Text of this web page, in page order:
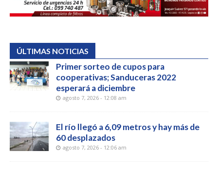
ÚLTIMAS NOTICIAS
Primer sorteo de cupos para
cooperativas; Sanduceras 2022
esperará a diciembre
agosto 7, 2026 - 12:08 am
El río llegó a 6,09 metros y hay más de
60 desplazados
agosto 7, 2026 - 12:06 am